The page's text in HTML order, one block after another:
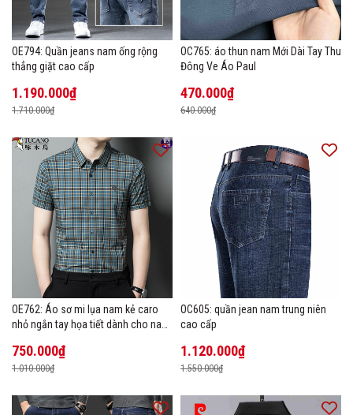
OE794: Quần jeans nam ống rộng
thẳng giặt cao cấp
1.190.000₫
1.710.000₫
OC765: áo thun nam Mới Dài Tay Thu
Đông Ve Áo Paul
470.000₫
640.000₫
OE762: Áo sơ mi lụa nam kẻ caro
nhỏ ngắn tay họa tiết dành cho nam
750.000₫
1.010.000₫
OC605: quần jean nam trung niên
cao cấp
1.120.000₫
1.550.000₫